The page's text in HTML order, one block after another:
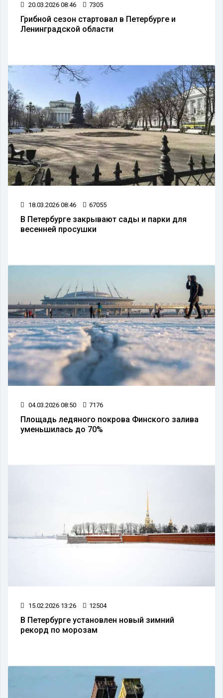
20.03.2026 08:46 7305
Грибной сезон стартовал в Петербурге и
Ленинградской области
18.03.2026 08:46 67055
В Петербурге закрывают сады и парки для
весенней просушки
04.03.2026 08:50 7176
Площадь ледяного покрова Финского залива
уменьшилась до 70%
15.02.2026 13:26 12504
В Петербурге установлен новый зимний
рекорд по морозам